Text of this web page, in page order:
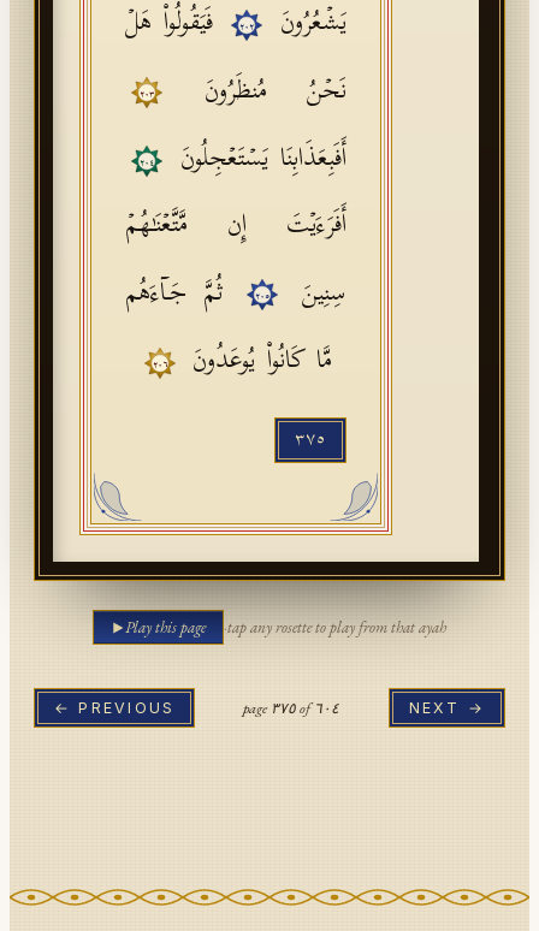
یَشۡعُرُونَ
٢٠٢
فَیَقُولُوا۟ هَلۡ
نَحۡنُ مُنظَرُونَ
٢٠٣
أَفَبِعَذَابِنَا یَسۡتَعۡجِلُونَ ٢٠٤
أَفَرَءَیۡتَ إِن مَّتَّعۡنَـٰهُمۡ
سِنِینَ
٢٠٥
ثُمَّ جَاۤءَهُم
مَّا كَانُوا۟ یُوعَدُونَ
٢٠٦
٣٧٥
Play this page ·tap any rosette to play from that ayah
← PREVIOUS page ٣٧٥of٦٠٤ NEXT →